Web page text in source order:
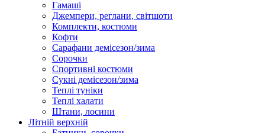
Гамаші
Джемпери, реглани, світшоти
Комплекти, костюми
Кофти
Сарафани демісезон/зима
Сорочки
Спортивні костюми
Сукні демісезон/зима
Теплі туніки
Теплі халати
Штани, лосини
Літній верхній